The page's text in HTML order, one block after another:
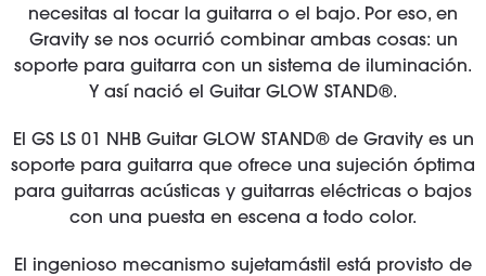
necesitas al tocar la guitarra o el bajo. Por eso, en
Gravity se nos ocurrió combinar ambas cosas: un
soporte para guitarra con un sistema de iluminación.
Y así nació el Guitar GLOW STAND®.
El GS LS 01 NHB Guitar GLOW STAND® de Gravity es un
soporte para guitarra que ofrece una sujeción óptima
para guitarras acústicas y guitarras eléctricas o bajos
con una puesta en escena a todo color.
El ingenioso mecanismo sujetamástil está provisto de